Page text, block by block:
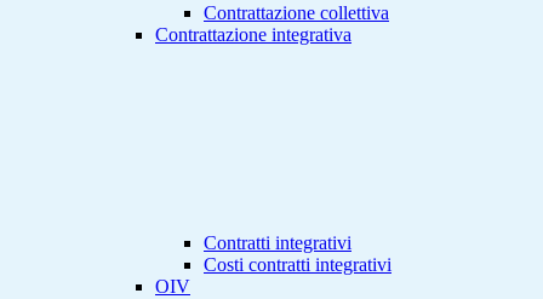
Contrattazione collettiva
Contrattazione integrativa
Contratti integrativi
Costi contratti integrativi
OIV